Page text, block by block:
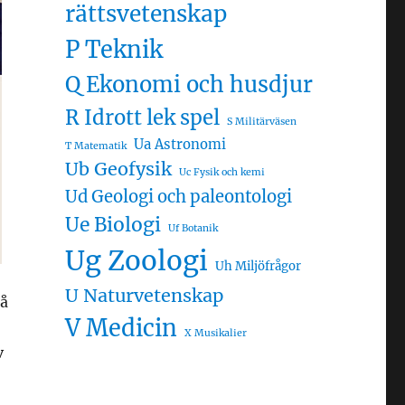
rättsvetenskap
P Teknik
Q Ekonomi och husdjur
R Idrott lek spel S Militärväsen
T Matematik Ua Astronomi
Ub Geofysik Uc Fysik och kemi
Ud Geologi och paleontologi
Ue Biologi Uf Botanik
Ug Zoologi Uh Miljöfrågor
U Naturvetenskap
V Medicin X Musikalier